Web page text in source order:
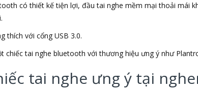
có thiết kế tiện lợi, đầu tai nghe mềm mại thoải mái
thích với cổng USB 3.0.
chiếc tai nghe bluetooth với thương hiệu ưng ý như
tai nghe ưng ý tại